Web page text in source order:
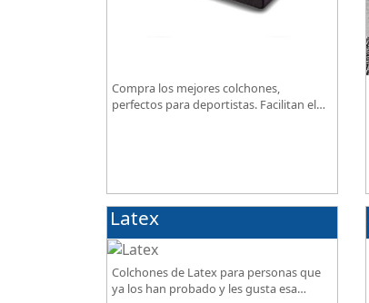
Compra los mejores colchones,
perfectos para deportistas. Facilitan el
Latex
Colchones de Latex para personas que
ya los han probado y les gusta esa